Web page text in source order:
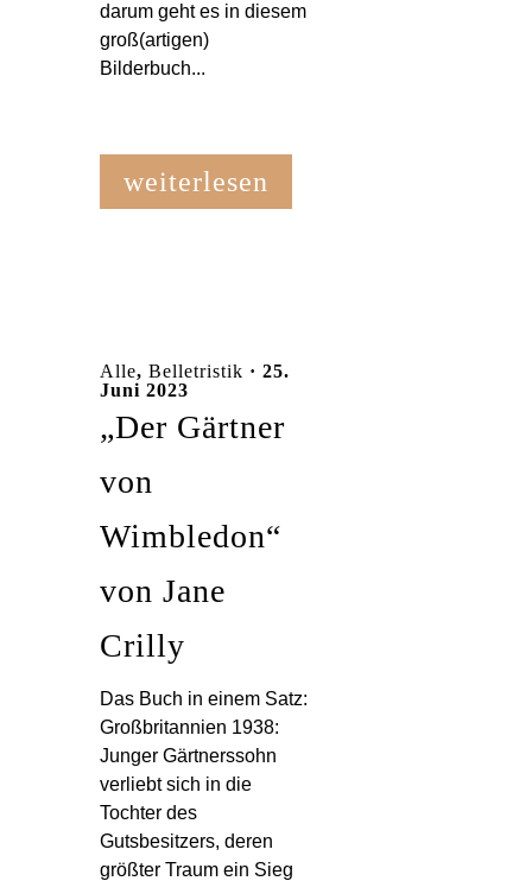
darum geht es in diesem
groß(artigen)
Bilderbuch...
weiterlesen
Alle, Belletristik · 25.
Juni 2023
„Der Gärtner
von
Wimbledon“
von Jane
Crilly
Das Buch in einem Satz:
Großbritannien 1938:
Junger Gärtnerssohn
verliebt sich in die
Tochter des
Gutsbesitzers, deren
größter Traum ein Sieg